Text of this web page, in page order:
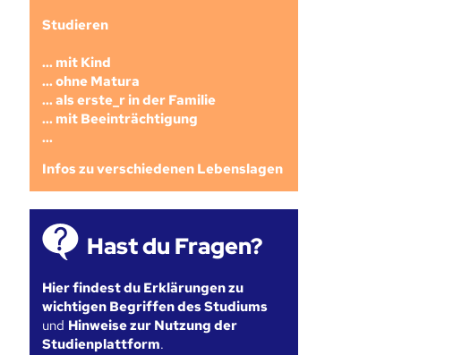
Studieren
... mit Kind
... ohne Matura
... als erste_r in der Familie
... mit Beeinträchtigung
...
Infos zu verschiedenen Lebenslagen
Hast du Fragen?
Hier findest du Erklärungen zu
wichtigen Begriffen des Studiums
und Hinweise zur Nutzung der
Studienplattform.